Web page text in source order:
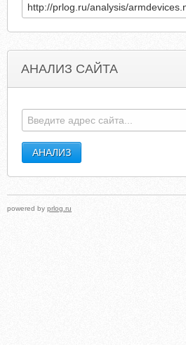
АНАЛИЗ САЙТА
powered by prlog.ru